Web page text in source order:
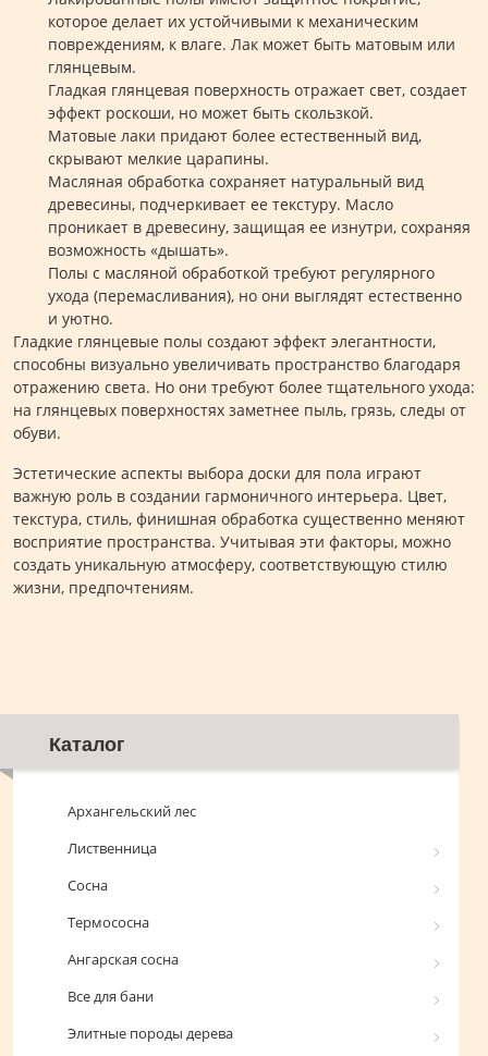
которое делает их устойчивыми к механическим
повреждениям, к влаге. Лак может быть матовым или
глянцевым.
Гладкая глянцевая поверхность отражает свет, создает
эффект роскоши, но может быть скользкой.
Матовые лаки придают более естественный вид,
скрывают мелкие царапины.
Масляная обработка сохраняет натуральный вид
древесины, подчеркивает ее текстуру. Масло
проникает в древесину, защищая ее изнутри, сохраняя
возможность «дышать».
Полы с масляной обработкой требуют регулярного
ухода (перемасливания), но они выглядят естественно
и уютно.
Гладкие глянцевые полы создают эффект элегантности,
способны визуально увеличивать пространство благодаря
отражению света. Но они требуют более тщательного ухода:
на глянцевых поверхностях заметнее пыль, грязь, следы от
обуви.
Эстетические аспекты выбора доски для пола играют
важную роль в создании гармоничного интерьера. Цвет,
текстура, стиль, финишная обработка существенно меняют
восприятие пространства. Учитывая эти факторы, можно
создать уникальную атмосферу, соответствующую стилю
жизни, предпочтениям.
Каталог
Архангельский лес
Лиственница
Сосна
Термососна
Ангарская сосна
Все для бани
Элитные породы дерева